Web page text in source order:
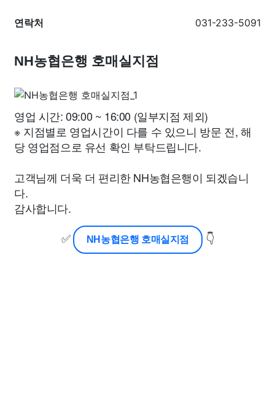
연락처 031-233-5091
NH농협은행 호매실지점
영업 시간: 09:00 ~ 16:00 (일부지점 제외)
※ 지점별로 영업시간이 다를 수 있으니 방문 전, 해
당 영업점으로 유선 확인 부탁드립니다.
고객님께 더욱 더 편리한 NH농협은행이 되겠습니
다.
감사합니다.
✅
NH농협은행 호매실지점 👇